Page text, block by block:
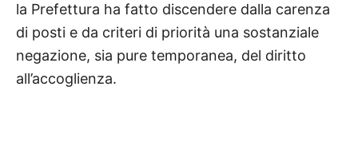
la Prefettura ha fatto discendere dalla carenza
di posti e da criteri di priorità una sostanziale
negazione, sia pure temporanea, del diritto
all’accoglienza.